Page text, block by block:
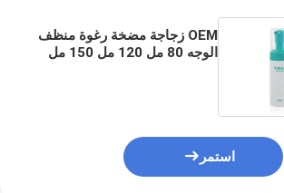
OEM زجاجة مضخة رغوة منظف
الوجه 80 مل 120 مل 150 مل
استمر